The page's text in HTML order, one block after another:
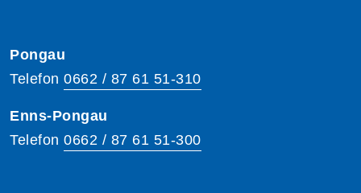
Pongau
Telefon 0662 / 87 61 51-310
Enns-Pongau
Telefon 0662 / 87 61 51-300